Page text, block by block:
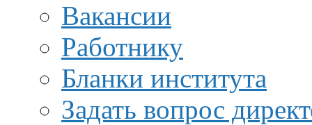
Вакансии
Работнику
Бланки института
Задать вопрос